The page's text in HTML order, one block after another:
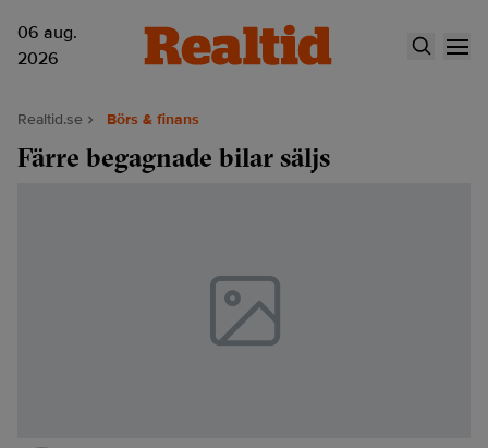
06 aug.
2026
Realtid.se Börs & finans
Färre begagnade bilar säljs